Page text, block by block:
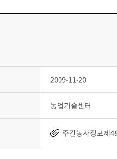
2009-11-20
농업기술센터
주간농사정보제